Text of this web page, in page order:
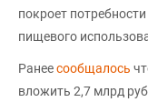
покроет
пищевого
Ранеесообщалось
вложить 2,7 млрд